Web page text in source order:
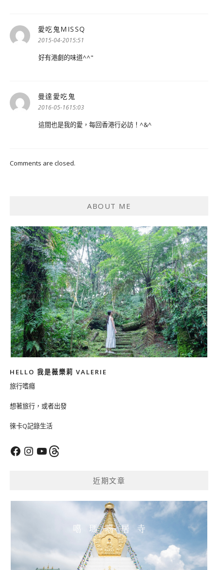
愛吃鬼MISSQ
2015-04-2015:51
好有港劇的味道^^"
曼達愛吃鬼
示:
2016-05-1615:03
這間也是我的愛，每回香港行必訪！^&^
Comments are closed.
ABOUT ME
HELLO 我是薇樂莉 VALERIE
旅行嗜癮
想著旅行，或者出發
徠卡Q記錄生活
FacebookInstagram
YouTubeThreads
近期文章